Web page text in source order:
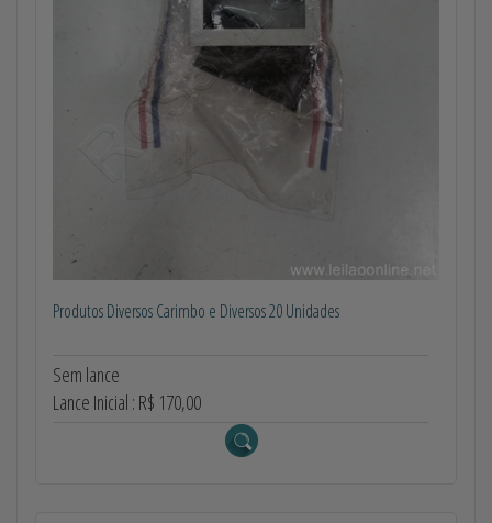
Produtos Diversos Carimbo e Diversos 20 Unidades
Sem lance
Lance Inicial : R$ 170,00